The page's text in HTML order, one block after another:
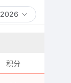
2026
积分